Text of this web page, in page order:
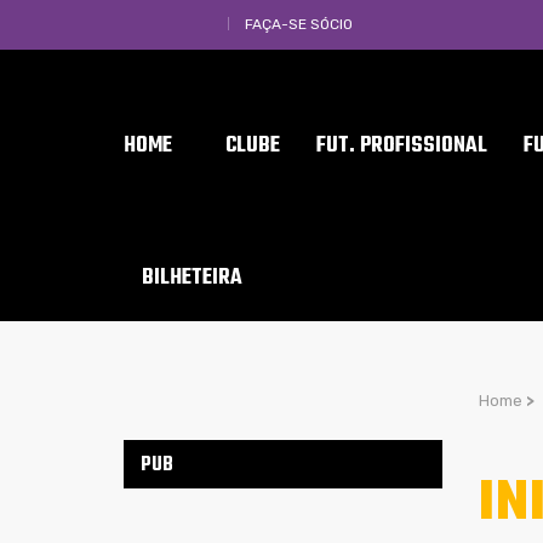
FAÇA-SE SÓCIO
HOME CLUBE FUT. PROFISSIONAL
BILHETEIRA
Home >
PUB